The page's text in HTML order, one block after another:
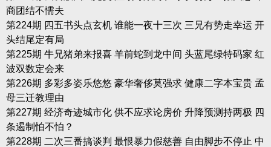
商团结不懦夫
第224期 四五书头点玄机 谁能一夜十三次 三兄有势走幸运 开
头结尾定有局
第225期 牛兄猪弟来报喜 羊前蛇到龙中间 头蓝尾绿特码家 红
波双数定会来
第226期 多彩多姿乐悠悠 豪华奢侈莫强求 健康二字本宝贵 孟
母三迁教理由
第227期 经济奇迹城市化 供不应求论房价 升降预测持两极 四
条遏制怕不怕？
第228期 二次三番搞谈判 最恨暴力假慈善 自由脚步不停止 中